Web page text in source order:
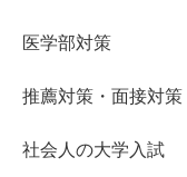
医学部対策
推薦対策・面接対策
社会人の大学入試